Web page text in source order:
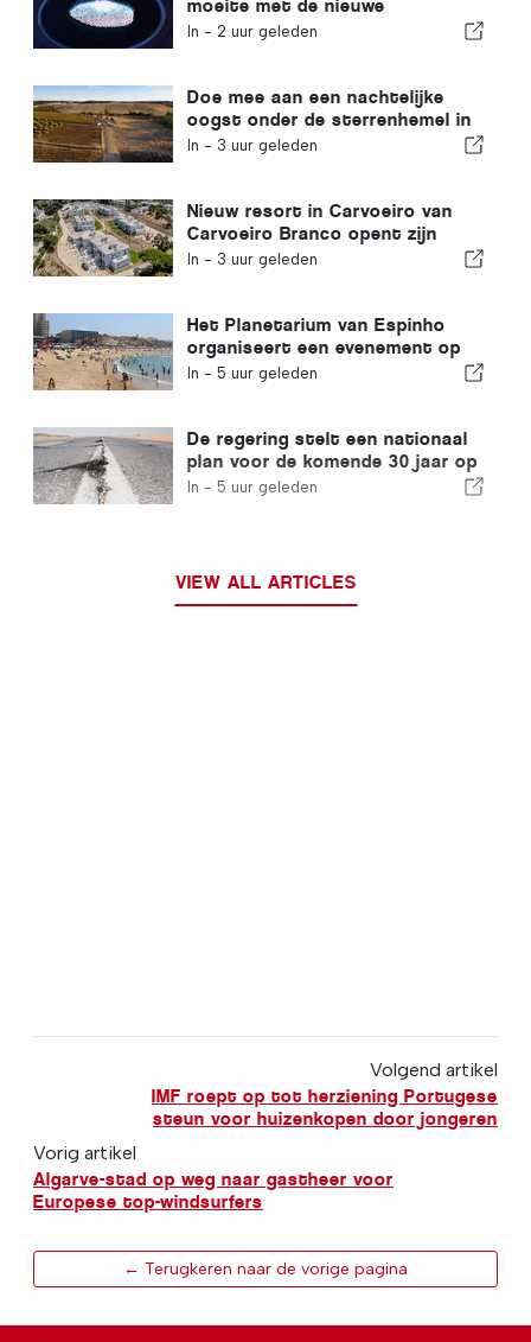
moeite met de nieuwe
vingerafdrukcontroles van de
In - 2 uur geleden
Doe mee aan een nachtelijke
oogst onder de sterrenhemel in
de Alentejo
In - 3 uur geleden
Nieuw resort in Carvoeiro van
Carvoeiro Branco opent zijn
deuren
In - 3 uur geleden
Het Planetarium van Espinho
organiseert een evenement op
Praia da Baía tijdens de
In - 5 uur geleden
De regering stelt een nationaal
plan voor de komende 30 jaar op
om de weerbaarheid van
In - 5 uur geleden
VIEW ALL ARTICLES
Volgend artikel
IMF roept op tot herziening Portugese
steun voor huizenkopen door jongeren
Vorig artikel
Algarve-stad op weg naar gastheer voor
Europese top-windsurfers
← Terugkeren naar de vorige pagina